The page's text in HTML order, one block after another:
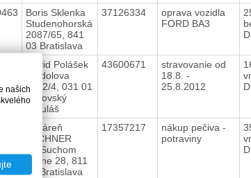
Boris Sklenka
Studenohorská
2087/65, 841
03 Bratislava
37126334
oprava vozidla
FORD BA3
Dávid Polášek
Stodolova
1882/4, 031 01
Liptovský
Mikuláš
43600671
stravovanie od
18.8. -
25.8.2012
Pekáreň
PACHNER
Pri Suchom
mlyne 28, 811
04 Bratislava
17357217
nákup pečiva -
potraviny
našich